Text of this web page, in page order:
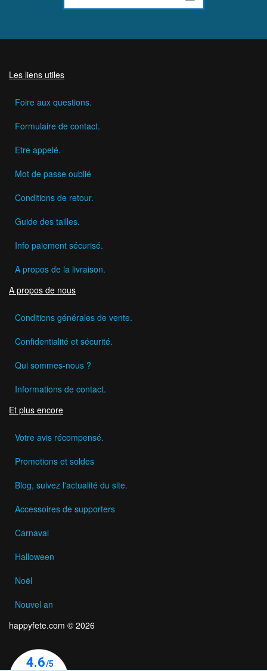
Les liens utiles
Foire aux questions.
Formulaire de contact.
Etre appelé.
Mot de passe oublié
Conditions de retour.
Guide des tailles.
Info paiement sécurisé.
A propos de la livraison.
A propos de nous
Conditions générales de vente.
Confidentialité et sécurité.
Qui sommes-nous ?
Informations de contact.
Et plus encore
Votre avis récompensé.
Promotions et soldes
Blog, suivez l'actualité du site.
Accessoires de supporters
Carnaval
Halloween
Noël
Nouvel an
happyfete.com © 2026